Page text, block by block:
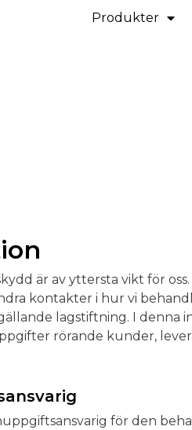
Produkter
är av yttersta vikt för
kontakter i hur vi
lagstiftning. I denna
rörande kunder,
för den